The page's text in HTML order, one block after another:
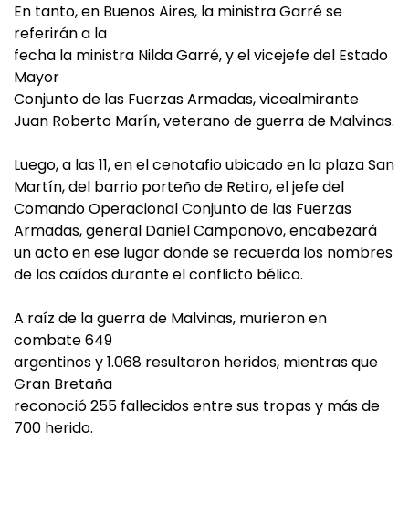
En tanto, en Buenos Aires, la ministra Garré se
referirán a la
fecha la ministra Nilda Garré, y el vicejefe del Estado
Mayor
Conjunto de las Fuerzas Armadas, vicealmirante
Juan Roberto Marín, veterano de guerra de Malvinas.
Luego, a las 11, en el cenotafio ubicado en la plaza San
Martín, del barrio porteño de Retiro, el jefe del
Comando Operacional Conjunto de las Fuerzas
Armadas, general Daniel Camponovo, encabezará
un acto en ese lugar donde se recuerda los nombres
de los caídos durante el conflicto bélico.
A raíz de la guerra de Malvinas, murieron en
combate 649
argentinos y 1.068 resultaron heridos, mientras que
Gran Bretaña
reconoció 255 fallecidos entre sus tropas y más de
700 herido.